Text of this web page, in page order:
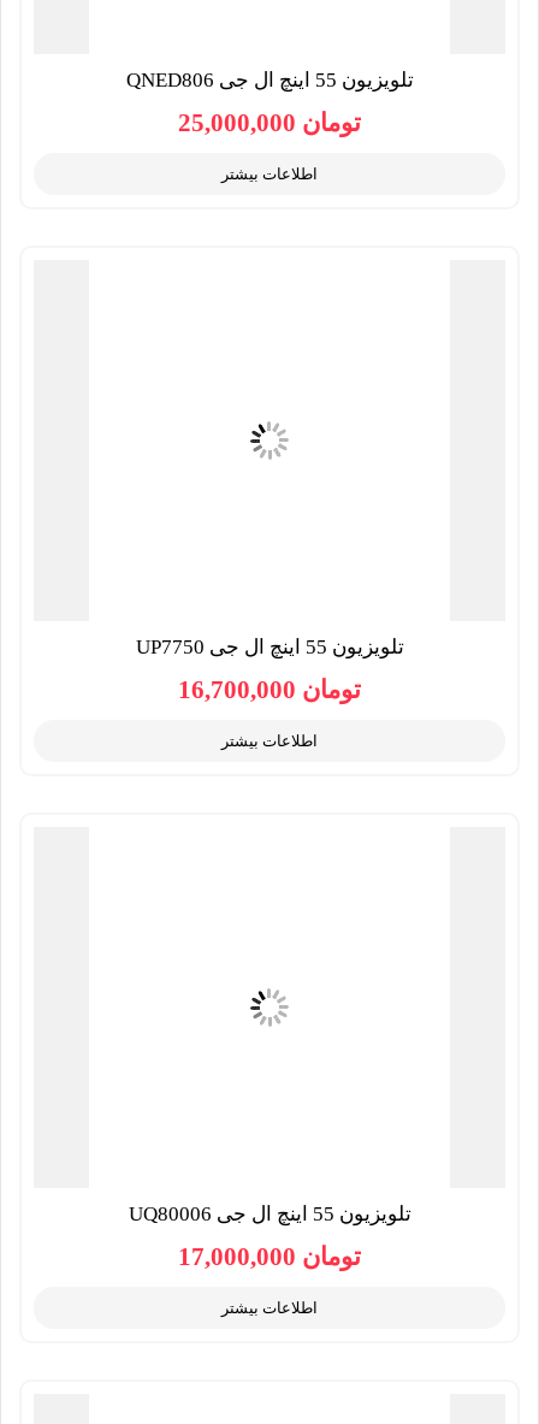
تلویزیون 55 اینچ ال جی QNED806
تومان
اطلاعات بیشتر
تلویزیون 55 اینچ ال جی UP7750
تومان
اطلاعات بیشتر
تلویزیون 55 اینچ ال جی UQ80006
تومان
اطلاعات بیشتر